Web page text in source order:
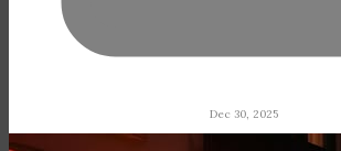
Dec 30, 2025